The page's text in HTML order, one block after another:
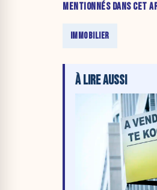
MENTIONNÉS DANS CET
IMMOBILIER
À LIRE AUSSI